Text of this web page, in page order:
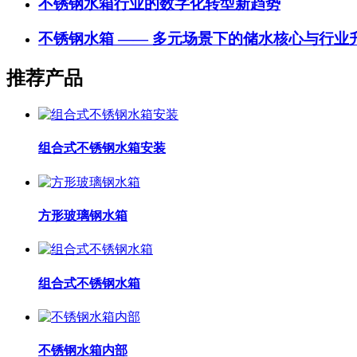
不锈钢水箱 —— 多元场景下的储水核心与行业
推荐产品
组合式不锈钢水箱安装
方形玻璃钢水箱
组合式不锈钢水箱
不锈钢水箱内部